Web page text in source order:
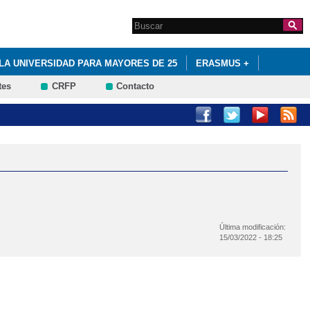
Formulario de
búsqueda
Search this site
UNIVERSIDAD PARA MAYORES DE 25 ERASMUS +
POR EL FONDO SOCIAL EUROPEO
CRFP Contacto
Última modificación:
15/03/2022 - 18:25